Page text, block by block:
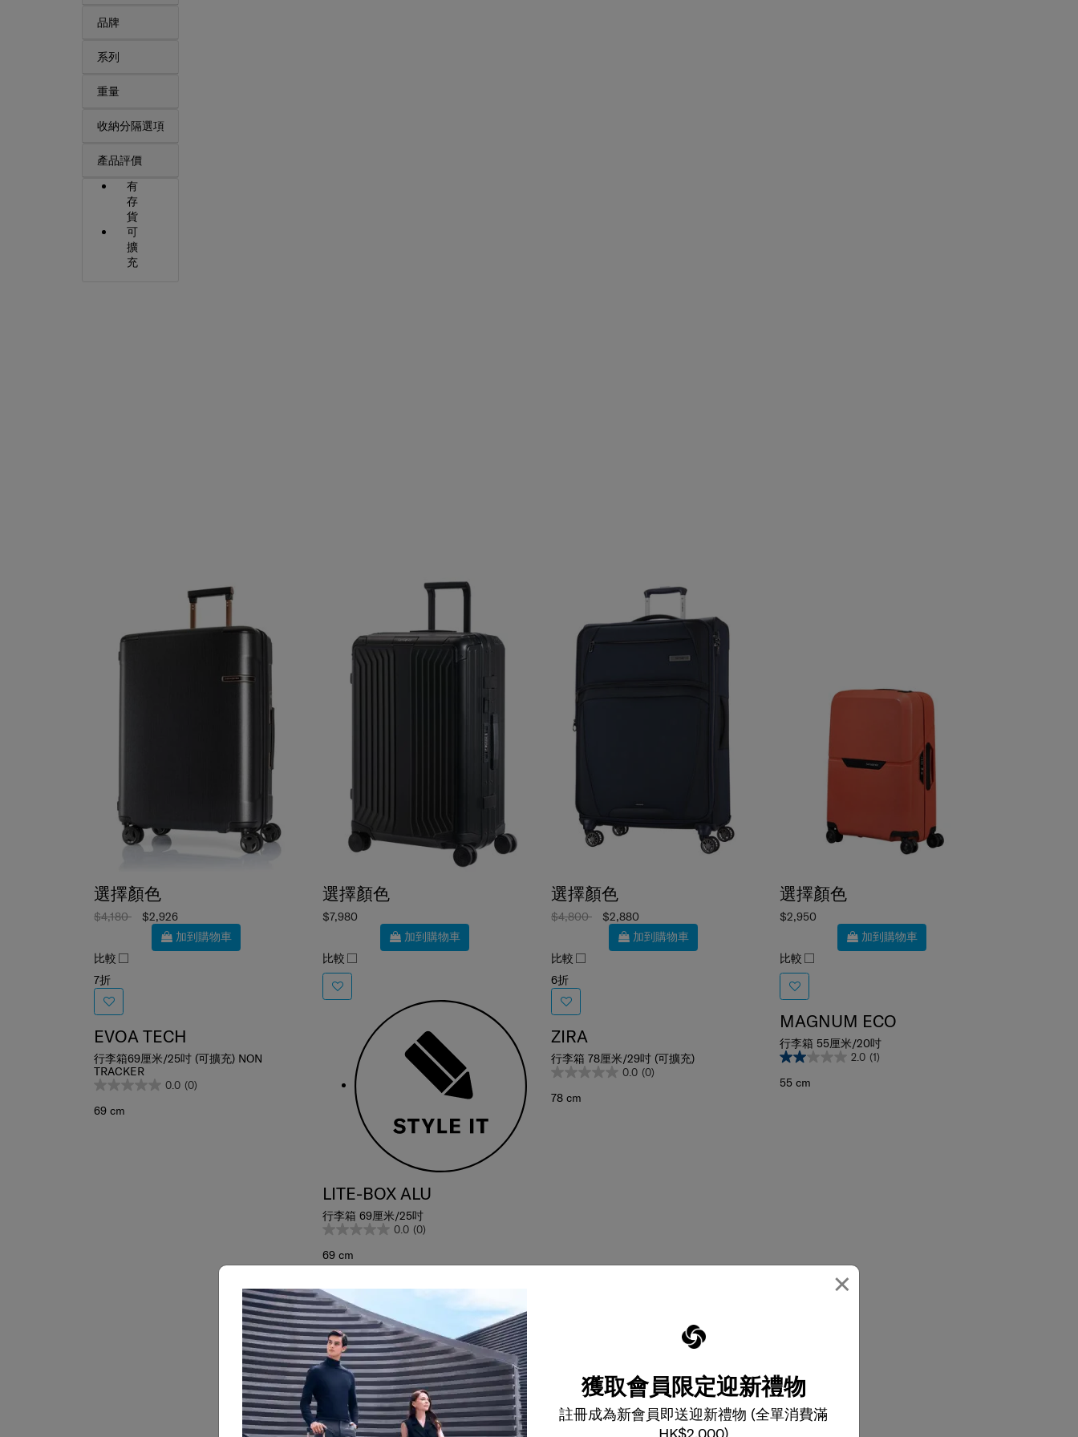
×
獲取會員限定迎新禮物
註冊成為新會員即送迎新禮物 (全單消費滿
HK$2,000)
品牌
系列
重量
收納分隔選項
產品評價
有
存
貨
可
擴
充
選擇顏色
$4,180
$2,926
加到購物車
比較
7折
EVOA TECH
行李箱69厘米/25吋 (可擴充) NON
TRACKER
0.0 (0)
69 cm
選擇顏色
$7,980
加到購物車
比較
LITE-BOX ALU
行李箱 69厘米/25吋
0.0 (0)
69 cm
選擇顏色
$4,800
$2,880
加到購物車
比較
6折
ZIRA
行李箱 78厘米/29吋 (可擴充)
0.0 (0)
78 cm
選擇顏色
$2,950
加到購物車
比較
MAGNUM ECO
行李箱 55厘米/20吋
2.0 (1)
55 cm